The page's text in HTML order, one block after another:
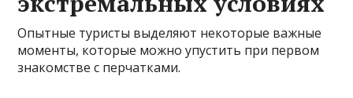
Опытные туристы выделяют некоторые важные
моменты, которые можно упустить при первом
знакомстве с перчатками.